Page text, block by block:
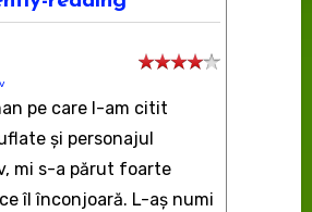
pe care l-am citit
şi personajul
mi s-a părut foarte
îl înconjoară. L-aş numi